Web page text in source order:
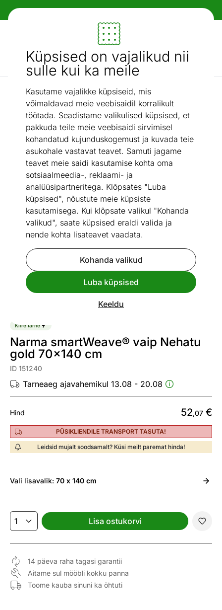
Küpsised on vajalikud nii
sulle kui ka meile
Kasutame vajalikke küpsiseid, mis
võimaldavad meie veebisaidil korralikult
töötada. Seadistame valikulised küpsised, et
pakkuda teile meie veebisaidi sirvimisel
kohandatud kujunduskogemust ja kuvada teie
asukohale vastavat teavet. Samuti jagame
teavet meie saidi kasutamise kohta oma
sotsiaalmeedia-, reklaami- ja
analüüsipartneritega. Klõpsates "Luba
küpsised", nõustute meie küpsiste
kasutamisega. Kui klõpsate valikul "Kohanda
valikud", saate küpsised eraldi valida ja
nende kohta lisateavet vaadata.
Kohanda valikud
Luba küpsised
Keeldu
Paindlikud ja mugavad makseviisid!
Mööbel ja sisustus - ON24
Otsi...
AI otsing
Vaibad ja tekstiil
/ Narma smartWeave® vaip Nehatu gold 70x140 cm
Mõõtmed Vaata sarnaseid
Kiire tarne
Narma smartWeave® vaip Nehatu
gold 70x140 cm
ID 151240
Tarneaeg ajavahemikul 13.08 - 20.08
Hind 52,07 €
PÜSIKLIENDILE TRANSPORT TASUTA!
Leidsid mujalt soodsamalt? Küsi meilt paremat hinda!
Vali lisavalik: 70 x 140 cm
Lisa ostukorvi
14 päeva raha tagasi garantii
Aitame sul mööbli kokku panna
Toome kauba sinuni ka õhtuti